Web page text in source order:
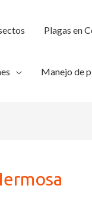
Plagas en
Manejo de